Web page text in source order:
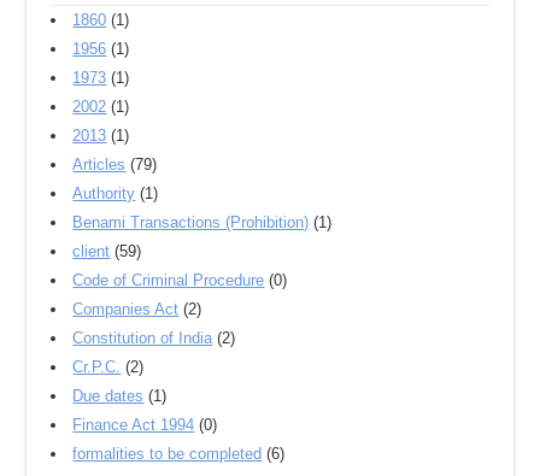
1860 (1)
1956 (1)
1973 (1)
2002 (1)
2013 (1)
Articles (79)
Authority (1)
Benami Transactions (Prohibition) (1)
client (59)
Code of Criminal Procedure (0)
Companies Act (2)
Constitution of India (2)
Cr.P.C. (2)
Due dates (1)
Finance Act 1994 (0)
formalities to be completed (6)